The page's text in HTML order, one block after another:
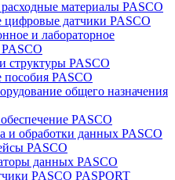
материалы PASCO
цифровые датчики PASCO
и лабораторное
структуры PASCO
PASCO
общего назначения
PASCO
и обработки данных PASCO
PASCO
данных PASCO
PASCO PASPORT